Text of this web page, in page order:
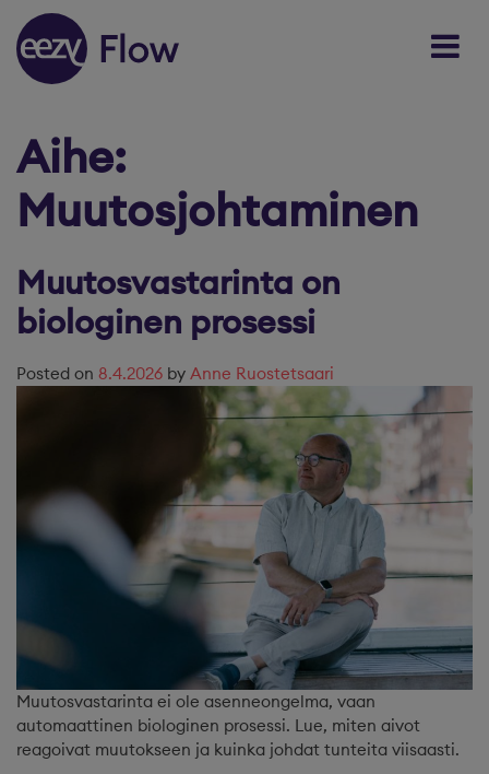
Skip to content
Aihe:
Muutosjohtaminen
Muutosvastarinta on
biologinen prosessi
Posted on 8.4.2026 by Anne Ruostetsaari
Muutosvastarinta ei ole asenneongelma, vaan
automaattinen biologinen prosessi. Lue, miten aivot
reagoivat muutokseen ja kuinka johdat tunteita viisaasti.